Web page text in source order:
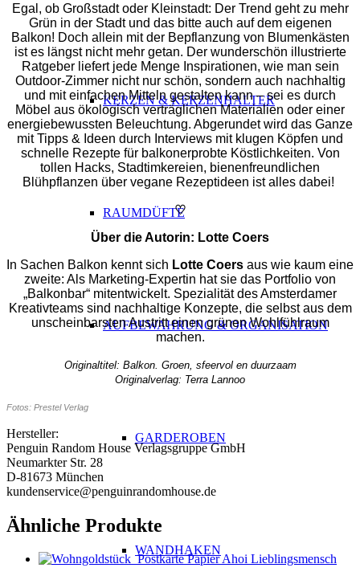
KERZEN & KERZENHALTER
RAUMDÜFTE
AUFBEWAHRUNG & ORGANISATION
GARDEROBEN
WANDHAKEN
Egal, ob Großstadt oder Kleinstadt: Der Trend geht zu mehr
Grün in der Stadt und das bitte auch auf dem eigenen
Balkon! Doch allein mit der Bepflanzung von Blumenkästen
ist es längst nicht mehr getan. Der wunderschön illustrierte
Ratgeber liefert jede Menge Inspirationen, wie man sein
Outdoor-Zimmer nicht nur schön, sondern auch nachhaltig
und mit einfachen Mitteln gestalten kann – sei es durch
Möbel aus ökologisch verträglichen Materialien oder einer
energiebewussten Beleuchtung. Abgerundet wird das Ganze
mit Tipps & Ideen durch Interviews mit klugen Köpfen und
schnelle Rezepte für balkonerprobte Köstlichkeiten. Von
tollen Hacks, Stadtimkereien, bienenfreundlichen
Blühpflanzen über vegane Rezeptideen ist alles dabei!
♡
Über die Autorin: Lotte Coers
In Sachen Balkon kennt sich Lotte Coers aus wie kaum eine
zweite: Als Marketing-Expertin hat sie das Portfolio von
„Balkonbar“ mitentwickelt. Spezialität des Amsterdamer
Kreativteams sind nachhaltige Konzepte, die selbst aus dem
unscheinbarsten Austritt einen grünen Wohlfühlraum
machen.
Originaltitel: Balkon. Groen, sfeervol en duurzaam
Originalverlag: Terra Lannoo
Fotos: Prestel Verlag
Hersteller:
Penguin Random House Verlagsgruppe GmbH
Neumarkter Str. 28
D-81673 München
kundenservice@penguinrandomhouse.de
Ähnliche Produkte